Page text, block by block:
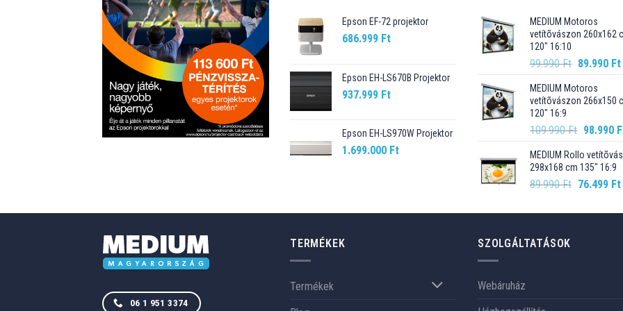
Epson EF-72 projektor
686.999 Ft
Epson EH-LS670B Projektor
937.999 Ft
Epson EH-LS970W Projektor
1.699.000 Ft
MEDIUM Motoros
vetítõvászon 260x162
120" 16:10
99.990Ft Original
was:
99.990 Ft.
89.990 Ft
MEDIUM Motoros
vetítõvászon 266x150
120" 16:9
109.990Ft Original
was:
109.990
98.990
MEDIUM Rollo
298x168 cm 135" 16:9
89.990Ft Original
was:
76.499 Ft
06 1 951 3374
TERMÉKEK
Termékek
SZOLGÁLTATÁSOK
Webáruház